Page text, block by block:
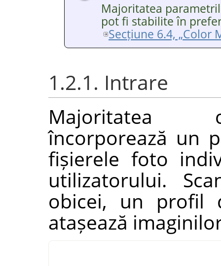
Majoritatea
pot fi stabilite în
Secțiune 6.4, „Color
1.2.1. Intrare
Majoritatea
încorporează un
fișierele foto
utilizatorului.
obicei, un profil
atașează